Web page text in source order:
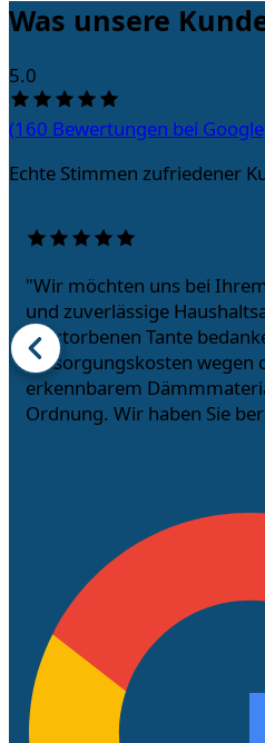
Was unsere
5.0
(160 Bewertungen bei
Echte Stimmen zufriedener
"Wir möchten uns bei
und zuverlässige
verstorbenen Tante
Entsorgungskosten wegen
erkennbarem
Ordnung. Wir haben Sie